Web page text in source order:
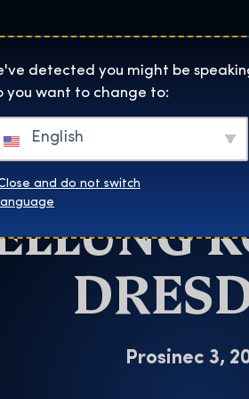
Exhibition
Lokality
Dresden
Prosinec 3,
detected you might be
you want to change to:
English
and do not switch